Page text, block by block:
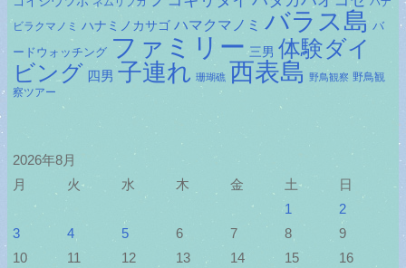
ビラクマノミ ハナミノカサゴ ハマクマノミ バラス島 バ
ードウォッチング ファミリー 三男 体験ダイ
ビング 四男 子連れ 珊瑚礁 西表島 野鳥観察 野鳥観
察ツアー
2026年8月
月
火 水 木 金 土
日
1
2
3
4 5 6 7 8
9
10
11 12 13 14 15
16